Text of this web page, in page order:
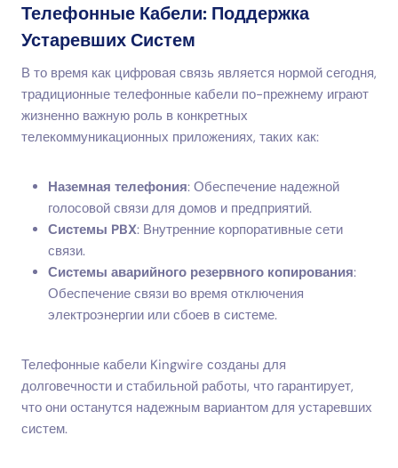
Телефонные Кабели: Поддержка
Устаревших Систем
В то время как цифровая связь является нормой сегодня,
традиционные телефонные кабели по-прежнему играют
жизненно важную роль в конкретных
телекоммуникационных приложениях, таких как:
Наземная телефония: Обеспечение надежной
голосовой связи для домов и предприятий.
Системы PBX: Внутренние корпоративные сети
связи.
Системы аварийного резервного копирования:
Обеспечение связи во время отключения
электроэнергии или сбоев в системе.
Телефонные кабели Kingwire созданы для
долговечности и стабильной работы, что гарантирует,
что они останутся надежным вариантом для устаревших
систем.